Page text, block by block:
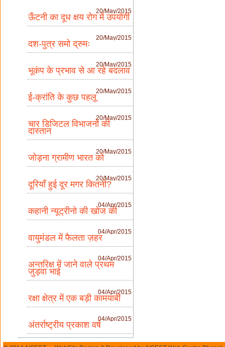
20/May/2015
ऊँटनी का दूध क्षय रोग में उपयोगी
20/May/2015
दश-पुत्र समो द्रुमः
20/May/2015
भूकंप के प्रभाव से आ रहे बदलाव
20/May/2015
ई-क्रांति के कुछ पहलू
20/May/2015
चार डिजिटल विभाजनों की
दास्तान
20/May/2015
जोड़ना ग्रामीण भारत को
20/May/2015
दूरियाँ हुई दूर मगर कितनी?
04/Apr/2015
कहानी न्यूट्रीनो की खोज की
04/Apr/2015
वायुमंडल में फैलता ज़हर
04/Apr/2015
अन्तरिक्ष में जाने वाले प्रथम
जुड़वा भाई
04/Apr/2015
रक्षा क्षेत्र में एक बड़ी कामयाबी
04/Apr/2015
अंतर्राष्ट्रीय प्रकाश वर्ष